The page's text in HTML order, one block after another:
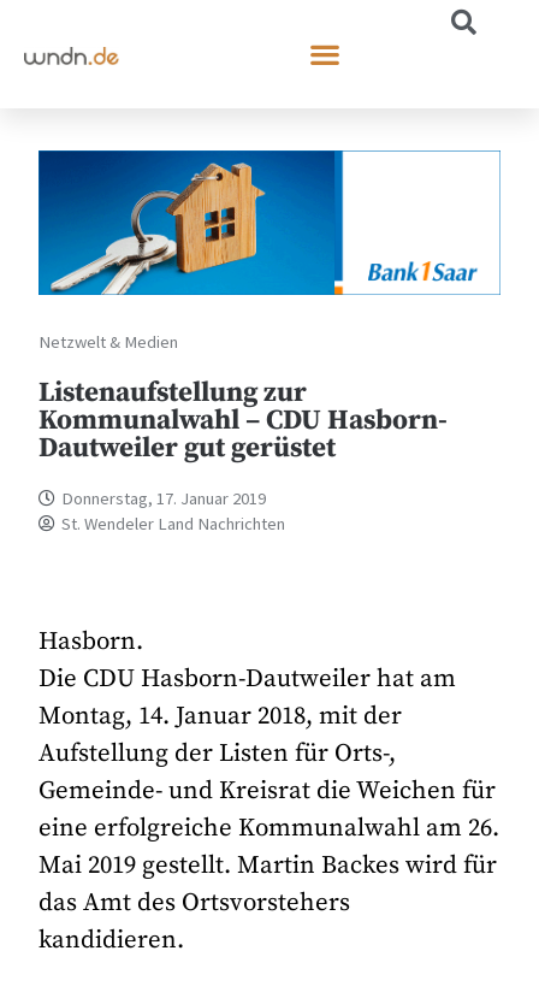
Netzwelt & Medien
Listenaufstellung zur
Kommunalwahl – CDU Hasborn-
Dautweiler gut gerüstet
Donnerstag, 17. Januar 2019
St. Wendeler Land Nachrichten
Hasborn.
Die CDU Hasborn-Dautweiler hat am
Montag, 14. Januar 2018, mit der
Aufstellung der Listen für Orts-,
Gemeinde- und Kreisrat die Weichen für
eine erfolgreiche Kommunalwahl am 26.
Mai 2019 gestellt. Martin Backes wird für
das Amt des Ortsvorstehers
kandidieren.